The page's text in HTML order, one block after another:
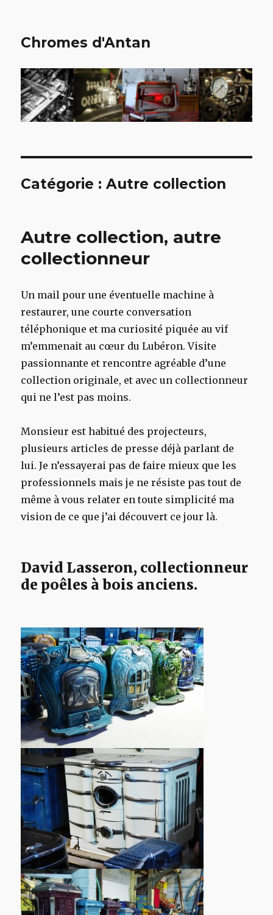
Chromes d'Antan
Catégorie :Autre collection
Autre collection, autre
collectionneur
Un mail pour une éventuelle machine à
restaurer, une courte conversation
téléphonique et ma curiosité piquée au vif
m’emmenait au cœur du Lubéron. Visite
passionnante et rencontre agréable d’une
collection originale, et avec un collectionneur
qui ne l’est pas moins.
Monsieur est habitué des projecteurs,
plusieurs articles de presse déjà parlant de
lui. Je n’essayerai pas de faire mieux que les
professionnels mais je ne résiste pas tout de
même à vous relater en toute simplicité ma
vision de ce que j’ai découvert ce jour là.
David Lasseron, collectionneur
de poêles à bois anciens.